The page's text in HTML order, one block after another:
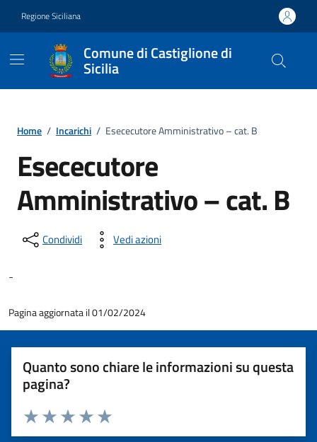
Regione Siciliana
Comune di Castiglione di
Sicilia
Home / Incarichi / Esececutore Amministrativo – cat. B
Esececutore
Amministrativo – cat. B
Condividi Vedi azioni
-
Pagina aggiornata il 01/02/2024
Quanto sono chiare le informazioni su questa
pagina?
Valuta 5 stelle su 5
Valuta 4 stelle su 5
Valuta 3 stelle su 5
Valuta 2 stelle su 5
Valuta 1 stelle su 5